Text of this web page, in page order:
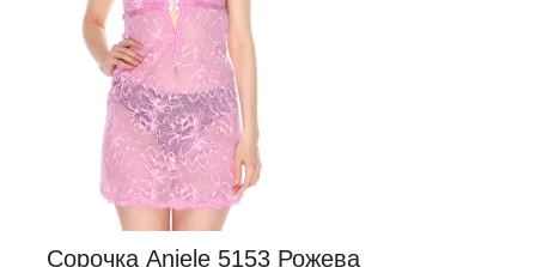
Сорочка Aniele 5153 Рожева